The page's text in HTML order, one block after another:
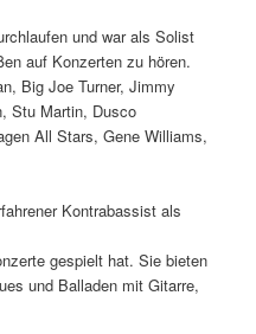
und war als Solist
auf Konzerten zu hören.
Big Joe Turner, Jimmy
Stu Martin, Dusco
All Stars, Gene Williams,
Kontrabassist als
gespielt hat. Sie bieten
und Balladen mit Gitarre,